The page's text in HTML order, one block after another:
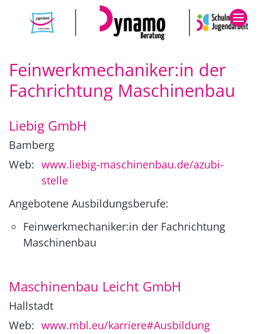
Zum Inhalt springen
Feinwerkmechaniker:in der
Fachrichtung Maschinenbau
Liebig GmbH
Bamberg
Web: www.liebig-maschinenbau.de/azubi-
stelle
Angebotene Ausbildungsberufe:
Feinwerkmechaniker:in der Fachrichtung
Maschinenbau
Maschinenbau Leicht GmbH
Hallstadt
Web: www.mbl.eu/karriere#Ausbildung